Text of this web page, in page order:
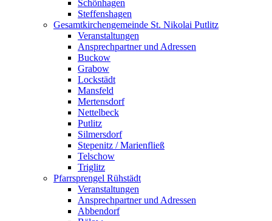
Schönhagen
Steffenshagen
Gesamtkirchengemeinde St. Nikolai Putlitz
Veranstaltungen
Ansprechpartner und Adressen
Buckow
Grabow
Lockstädt
Mansfeld
Mertensdorf
Nettelbeck
Putlitz
Silmersdorf
Stepenitz / Marienfließ
Telschow
Triglitz
Pfarrsprengel Rühstädt
Veranstaltungen
Ansprechpartner und Adressen
Abbendorf